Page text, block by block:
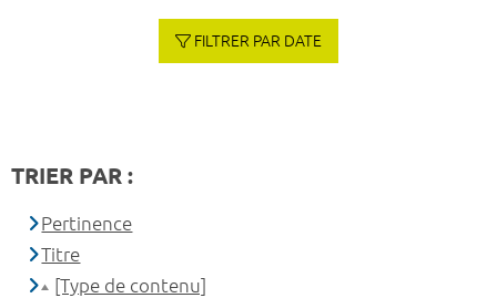
FILTRER PAR DATE
TRIER PAR :
Pertinence
Titre
[Type de contenu]